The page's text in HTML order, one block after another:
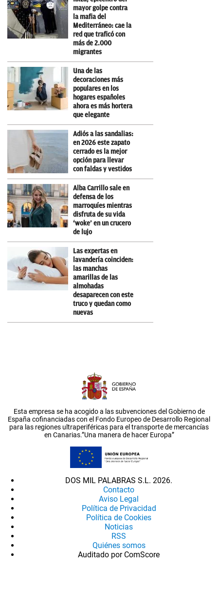
mayor golpe contra
la mafia del
Mediterráneo: cae la
red que traficó con
más de 2.000
migrantes
Una de las
decoraciones más
populares en los
hogares españoles
ahora es más hortera
que elegante
Adiós a las sandalias:
en 2026 este zapato
cerrado es la mejor
opción para llevar
con faldas y vestidos
Alba Carrillo sale en
defensa de los
marroquíes mientras
disfruta de su vida
‘woke’ en un crucero
de lujo
Las expertas en
lavandería coinciden:
las manchas
amarillas de las
almohadas
desaparecen con este
truco y quedan como
nuevas
Esta empresa se ha acogido a las subvenciones del Gobierno de
España cofinanciadas con el Fondo Europeo de Desarrollo Regional
para las regiones ultraperiféricas para el transporte de mercancías
en Canarias.”Una manera de hacer Europa”
DOS MIL PALABRAS S.L. 2026.
Contacto
Aviso Legal
Política de Privacidad
Política de Cookies
Noticias
RSS
Quiénes somos
Auditado por ComScore